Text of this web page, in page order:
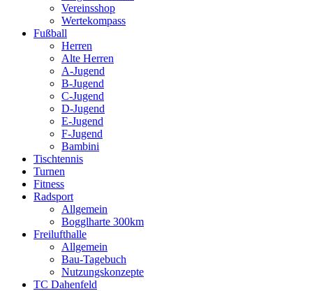
Vereinsshop
Wertekompass
Fußball
Herren
Alte Herren
A-Jugend
B-Jugend
C-Jugend
D-Jugend
E-Jugend
F-Jugend
Bambini
Tischtennis
Turnen
Fitness
Radsport
Allgemein
Bogglharte 300km
Freilufthalle
Allgemein
Bau-Tagebuch
Nutzungskonzepte
TC Dahenfeld